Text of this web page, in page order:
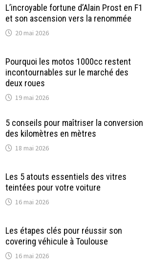
L’incroyable fortune d’Alain Prost en F1
et son ascension vers la renommée
20 mai 2026
Pourquoi les motos 1000cc restent
incontournables sur le marché des
deux roues
19 mai 2026
5 conseils pour maîtriser la conversion
des kilomètres en mètres
18 mai 2026
Les 5 atouts essentiels des vitres
teintées pour votre voiture
16 mai 2026
Les étapes clés pour réussir son
covering véhicule à Toulouse
16 mai 2026